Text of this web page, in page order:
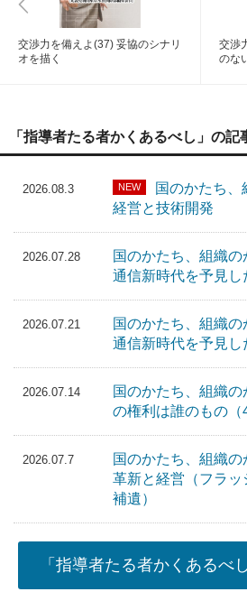
交渉力を備えよ(37) 妥協のシナリ
オを描く
交渉
のな
「指導者たる者かくあるべし」の記
2026.08.3 NEW
国のかたち、
経営と技術開発
2026.07.28
国のかたち、組織
通信新時代を予見し
2026.07.21
国のかたち、組織
通信新時代を予見し
2026.07.14
国のかたち、組織
の権利は誰のもの（
2026.07.7
国のかたち、組織
革新と経営（フラ
補遺）
「指導者たる者かくあるべ